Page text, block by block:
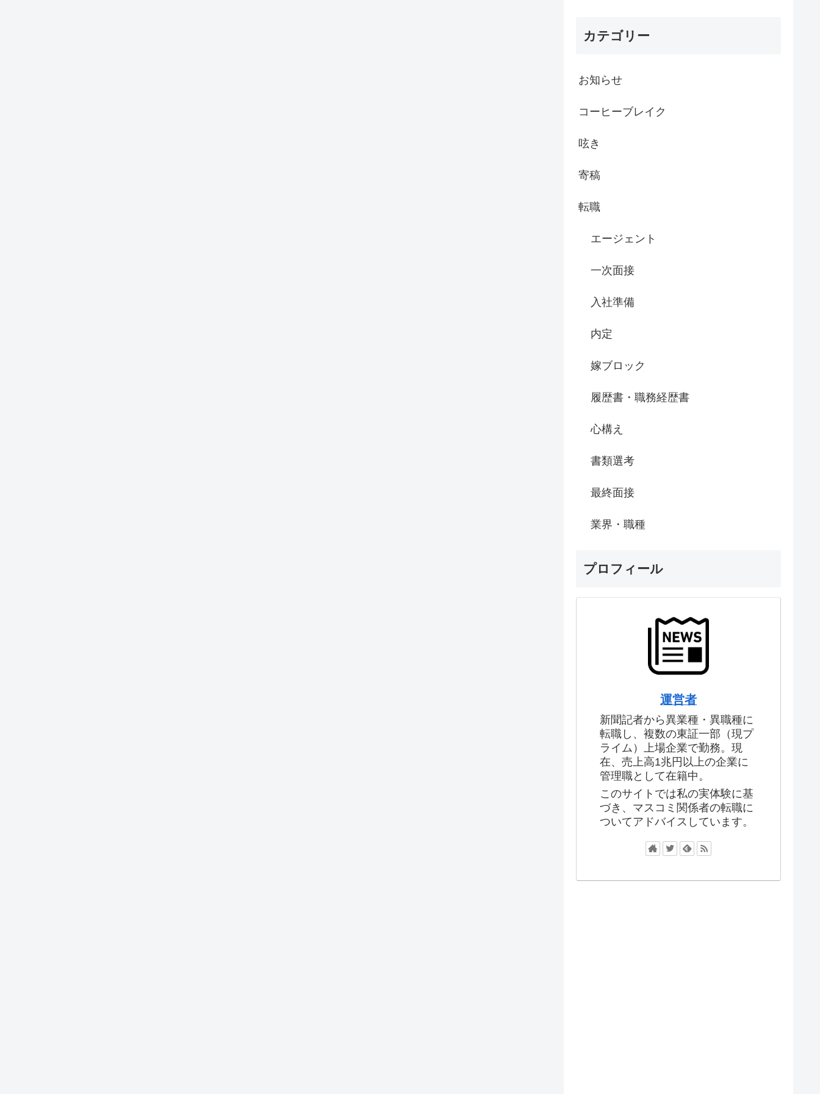
カテゴリー
お知らせ
コーヒーブレイク
呟き
寄稿
転職
エージェント
一次面接
入社準備
内定
嫁ブロック
履歴書・職務経歴書
心構え
書類選考
最終面接
業界・職種
プロフィール
運営者
新聞記者から異業種・異職種に
転職し、複数の東証一部（現プ
ライム）上場企業で勤務。現
在、売上高1兆円以上の企業に
管理職として在籍中。
このサイトでは私の実体験に基
づき、マスコミ関係者の転職に
ついてアドバイスしています。